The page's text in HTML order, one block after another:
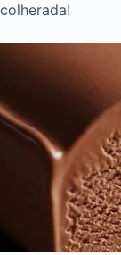
colherada!